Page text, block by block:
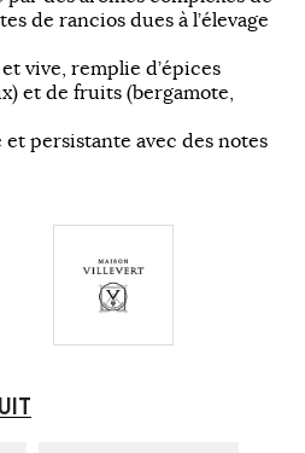
de rancios dues à l’élevage
vive, remplie d’épices
et de fruits (bergamote,
persistante avec des notes